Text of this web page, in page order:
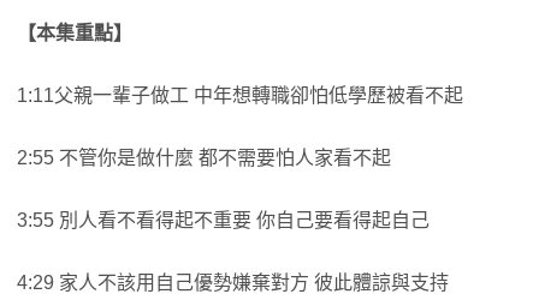
【本集重點】
1:11父親一輩子做工 中年想轉職卻怕低學歷被看不起
2:55 不管你是做什麼 都不需要怕人家看不起
3:55 別人看不看得起不重要 你自己要看得起自己
4:29 家人不該用自己優勢嫌棄對方 彼此體諒與支持